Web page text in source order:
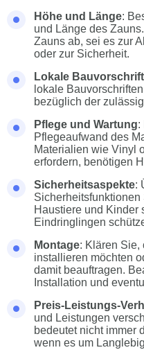
Höhe und Länge:
und Länge des
Zauns ab, sei es zur
oder zur Sicherheit.
Lokale
lokale
bezüglich der
Pflege und Wartung:
Pflegeaufwand des
Materialien wie Vinyl
erfordern, benötigen
Sicherheitsaspekte:
Haustiere und Kinder
Eindringlingen
Montage: Klären Sie,
installieren möchten
damit beauftragen.
Installation und
Preis-Leistungs-
und Leistungen
bedeutet nicht immer
wenn es um